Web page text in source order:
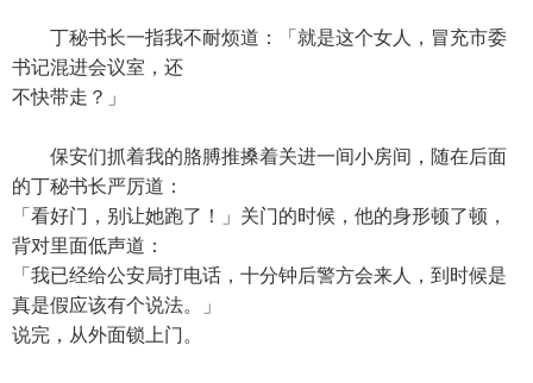
丁秘书长一指我不耐烦道：「就是这个女人，冒充市委
书记混进会议室，还
不快带走？」
保安们抓着我的胳膊推搡着关进一间小房间，随在后面
的丁秘书长严厉道：
「看好门，别让她跑了！」关门的时候，他的身形顿了顿，
背对里面低声道：
「我已经给公安局打电话，十分钟后警方会来人，到时候是
真是假应该有个说法。」
说完，从外面锁上门。